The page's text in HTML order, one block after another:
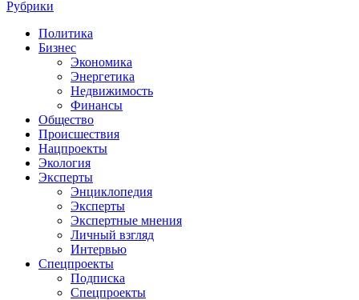
Рубрики
Политика
Бизнес
Экономика
Энергетика
Недвижимость
Финансы
Общество
Происшествия
Нацпроекты
Экология
Эксперты
Энциклопедия
Эксперты
Экспертные мнения
Личный взгляд
Интервью
Спецпроекты
Подписка
Спецпроекты